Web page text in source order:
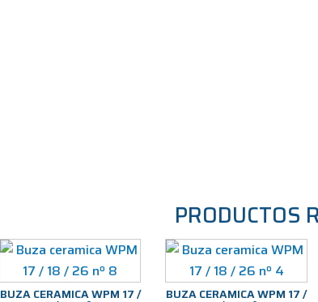
PRODUCTOS
BUZA CERAMICA WPM 17 / BUZA CERAMICA WPM 17 /